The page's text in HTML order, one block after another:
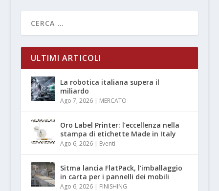
ULTIMI ARTICOLI
La robotica italiana supera il
miliardo
Ago 7, 2026| MERCATO
Oro Label Printer: l’eccellenza nella
stampa di etichette Made in Italy
Ago 6, 2026| Eventi
Sitma lancia FlatPack, l’imballaggio
in carta per i pannelli dei mobili
Ago 6, 2026| FINISHING